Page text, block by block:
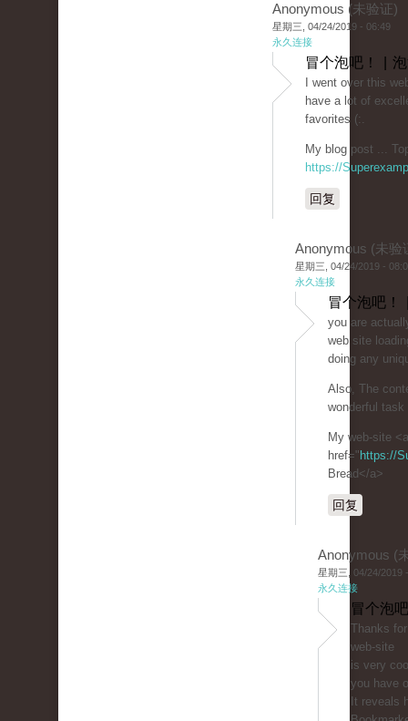
Anonymous (未验证)
星期三, 04/24/2019 - 06:49
永久连接
冒个泡吧！ |
I went over this
have a lot of
favorites (:.
My blog post ...
https://
回复
Anonymous (未验
星期三, 04/24/2019 -
永久连接
冒个泡吧！
you are
web site
doing any
Also, The
wonderful
My web-site <a
href=" https://
Bread</a>
回复
Anonymous (
星期三, 04/24/2019
永久连接
冒个泡
Thanks
web-site
is very
you have
It reveals